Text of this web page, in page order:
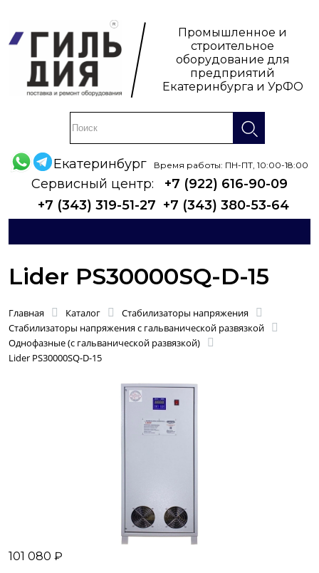
Промышленное и
строительное
оборудование для
предприятий
Екатеринбурга и УрФО
Екатеринбург Время работы: ПН-ПТ, 10:00-18:00
Сервисный центр:
+7 (922) 616-90-09
+7 (343) 319-51-27 +7 (343) 380-53-64
Lider PS30000SQ-D-15
Главная Каталог
Стабилизаторы напряжения
Стабилизаторы напряжения с гальванической развязкой
Однофазные (с гальванической развязкой)
Lider PS30000SQ-D-15
101 080 ₽